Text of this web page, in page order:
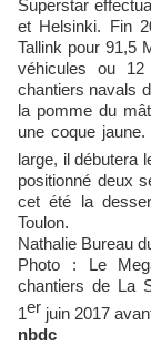
Superstar
et Helsinki. Fin
Tallink pour 91,5
véhicules ou
chantiers navals
la pomme du
une coque
large, il débutera
positionné deux
cet été la
Toulon.
Nathalie Bureau
Photo : Le
chantiers de La
1er juin 2017
nbdc